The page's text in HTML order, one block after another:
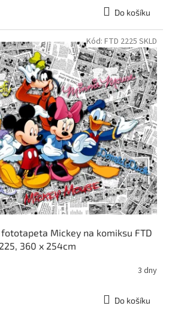
Do košíku
Mickey na komiksu FTD
360 x 254cm
3 dny
Do košíku
Kód: FTD 2225 SKLD